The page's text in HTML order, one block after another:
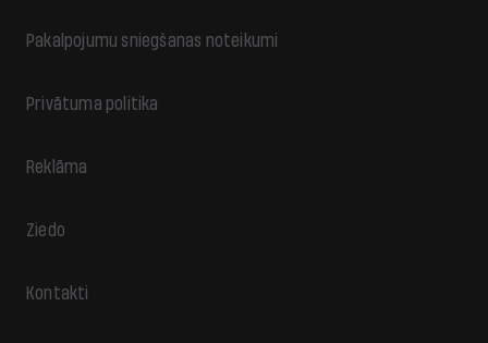
Pakalpojumu sniegšanas noteikumi
Privātuma politika
Reklāma
Ziedo
Kontakti